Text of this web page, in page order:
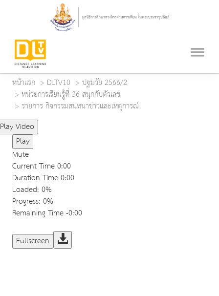
หน้าแรก DLTV10
ปฐมวัย 2566/2
หน่วยการเรียนรู้ที่ 36 สนุกกับตัวเลข
รายการ กิจกรรมสนทนาข่าวและเหตุการณ์
Play Video
Play
Mute
Current Time0:00
Duration Time0:00
Loaded: 0%
Progress: 0%
Remaining Time-0:00
Fullscreen